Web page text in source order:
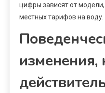
цифры зависят от
местных тарифов на воду.
изменения,